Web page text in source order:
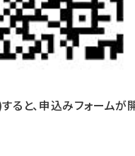
ると、申込みフォームが